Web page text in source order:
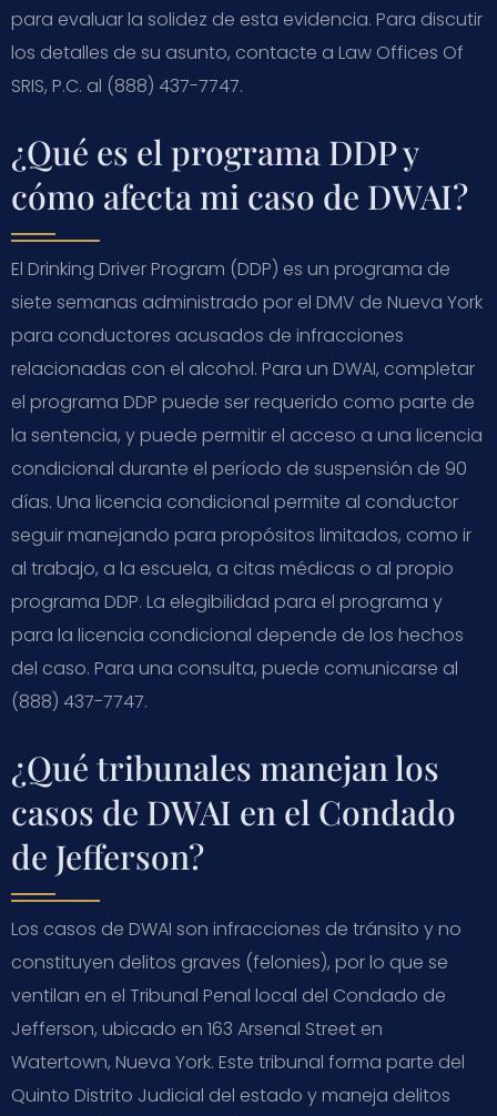
para evaluar la solidez de esta evidencia. Para discutir
los detalles de su asunto, contacte a Law Offices Of
SRIS, P.C. al (888) 437-7747.
¿Qué es el programa DDP y
cómo afecta mi caso de DWAI?
El Drinking Driver Program (DDP) es un programa de
siete semanas administrado por el DMV de Nueva York
para conductores acusados de infracciones
relacionadas con el alcohol. Para un DWAI, completar
el programa DDP puede ser requerido como parte de
la sentencia, y puede permitir el acceso a una licencia
condicional durante el período de suspensión de 90
días. Una licencia condicional permite al conductor
seguir manejando para propósitos limitados, como ir
al trabajo, a la escuela, a citas médicas o al propio
programa DDP. La elegibilidad para el programa y
para la licencia condicional depende de los hechos
del caso. Para una consulta, puede comunicarse al
(888) 437-7747.
¿Qué tribunales manejan los
casos de DWAI en el Condado
de Jefferson?
Los casos de DWAI son infracciones de tránsito y no
constituyen delitos graves (felonies), por lo que se
ventilan en el Tribunal Penal local del Condado de
Jefferson, ubicado en 163 Arsenal Street en
Watertown, Nueva York. Este tribunal forma parte del
Quinto Distrito Judicial del estado y maneja delitos